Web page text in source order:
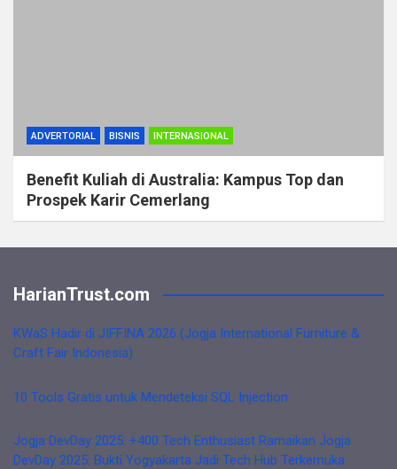
ADVERTORIAL BISNIS INTERNASIONAL
Benefit Kuliah di Australia: Kampus Top dan
Prospek Karir Cemerlang
HarianTrust.com
KWaS Hadir di JIFFINA 2026 (Jogja International Furniture &
Craft Fair Indonesia)
10 Tools Gratis untuk Mendeteksi SQL Injection
Jogja DevDay 2025: +400 Tech Enthusiast Ramaikan Jogja
DevDay 2025: Bukti Yogyakarta Jadi Tech Hub Terkemuka